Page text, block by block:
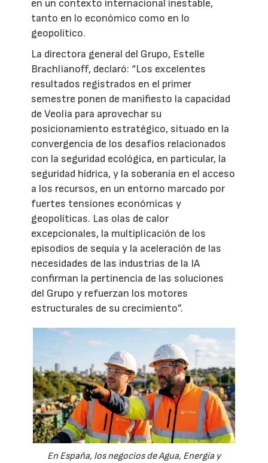
en un contexto internacional inestable,
tanto en lo económico como en lo
geopolítico.
La directora general del Grupo, Estelle
Brachlianoff, declaró: “Los excelentes
resultados registrados en el primer
semestre ponen de manifiesto la capacidad
de Veolia para aprovechar su
posicionamiento estratégico, situado en la
convergencia de los desafíos relacionados
con la seguridad ecológica, en particular, la
seguridad hídrica, y la soberanía en el acceso
a los recursos, en un entorno marcado por
fuertes tensiones económicas y
geopolíticas. Las olas de calor
excepcionales, la multiplicación de los
episodios de sequía y la aceleración de las
necesidades de las industrias de la IA
confirman la pertinencia de las soluciones
del Grupo y refuerzan los motores
estructurales de su crecimiento”.
En España, los negocios de Agua, Energía y